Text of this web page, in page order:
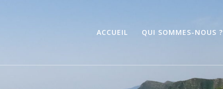
ACCUEIL QUI SOMMES-NOUS ?